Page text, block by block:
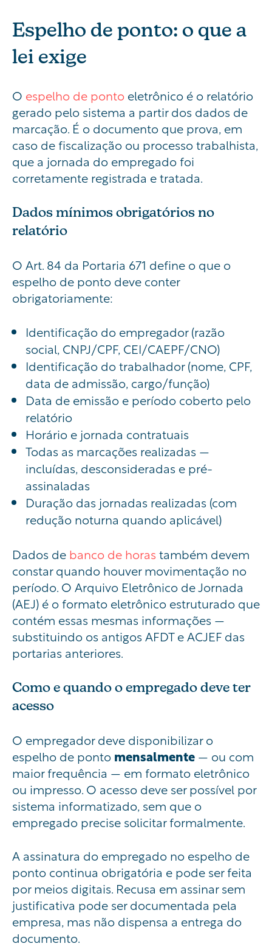
Espelho de ponto: o que a
lei exige
O espelho de ponto eletrônico é o relatório
gerado pelo sistema a partir dos dados de
marcação. É o documento que prova, em
caso de fiscalização ou processo trabalhista,
que a jornada do empregado foi
corretamente registrada e tratada.
Dados mínimos obrigatórios no
relatório
O Art. 84 da Portaria 671 define o que o
espelho de ponto deve conter
obrigatoriamente:
Identificação do empregador (razão
social, CNPJ/CPF, CEI/CAEPF/CNO)
Identificação do trabalhador (nome, CPF,
data de admissão, cargo/função)
Data de emissão e período coberto pelo
relatório
Horário e jornada contratuais
Todas as marcações realizadas —
incluídas, desconsideradas e pré-
assinaladas
Duração das jornadas realizadas (com
redução noturna quando aplicável)
Dados de banco de horas também devem
constar quando houver movimentação no
período. O Arquivo Eletrônico de Jornada
(AEJ) é o formato eletrônico estruturado que
contém essas mesmas informações —
substituindo os antigos AFDT e ACJEF das
portarias anteriores.
Como e quando o empregado deve ter
acesso
O empregador deve disponibilizar o
espelho de ponto mensalmente — ou com
maior frequência — em formato eletrônico
ou impresso. O acesso deve ser possível por
sistema informatizado, sem que o
empregado precise solicitar formalmente.
A assinatura do empregado no espelho de
ponto continua obrigatória e pode ser feita
por meios digitais. Recusa em assinar sem
justificativa pode ser documentada pela
empresa, mas não dispensa a entrega do
documento.